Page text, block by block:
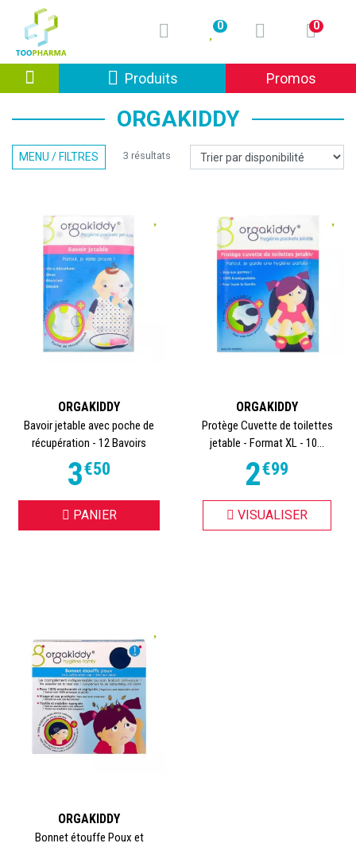
0 0
ProduitsAfficher la navigation
Promos
ORGAKIDDY
MENU / FILTRES 3 résultats
ORGAKIDDY
Bavoir jetable avec poche de
récupération - 12 Bavoirs
3€50
PANIER
ORGAKIDDY
Protège Cuvette de toilettes
jetable - Format XL - 10...
2€99
VISUALISER
ORGAKIDDY
Bonnet étouffe Poux et